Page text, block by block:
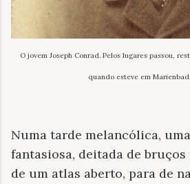
O jovem Joseph Conrad. Pelos lugares passou,
quando esteve em Marienbad,
Numa tarde melancólica,
fantasiosa, deitada de bruços
de um atlas aberto, para de